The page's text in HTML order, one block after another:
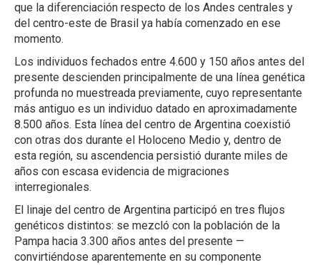
que la diferenciación respecto de los Andes centrales y
del centro-este de Brasil ya había comenzado en ese
momento.
Los individuos fechados entre 4.600 y 150 años antes del
presente descienden principalmente de una línea genética
profunda no muestreada previamente, cuyo representante
más antiguo es un individuo datado en aproximadamente
8.500 años. Esta línea del centro de Argentina coexistió
con otras dos durante el Holoceno Medio y, dentro de
esta región, su ascendencia persistió durante miles de
años con escasa evidencia de migraciones
interregionales.
El linaje del centro de Argentina participó en tres flujos
genéticos distintos: se mezcló con la población de la
Pampa hacia 3.300 años antes del presente —
convirtiéndose aparentemente en su componente